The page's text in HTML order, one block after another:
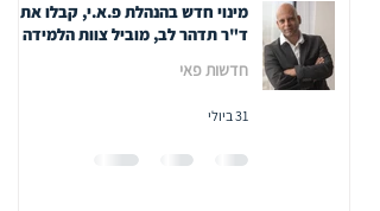
מינוי חדש בהנהלת פ.א.י, קבלו את
ד"ר תדהר לב, מוביל צוות הלמידה
חדשות פאי
31 ביולי